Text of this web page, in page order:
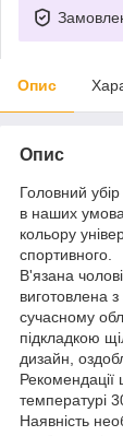
Опис
Опис
Головний
в наших
кольору
спортивного.
В'язана
виготовлена
сучасному
підкладкою
дизайн,
температурі
Наявність